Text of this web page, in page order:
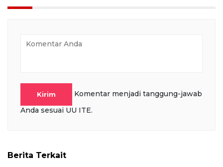
Kirim
Komentar menjadi tanggung-jawab
Anda sesuai UU ITE.
Berita Terkait